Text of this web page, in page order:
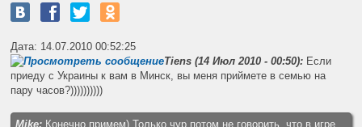
Дата: 14.07.2010 00:52:25
Tiens (14 Июл 2010 - 00:50): Если
приеду с Украины к вам в Минск, вы меня приймете в семью на
пару часов?))))))))))
Mike: Конечно примем) Только чур потом не говорить, что в игре